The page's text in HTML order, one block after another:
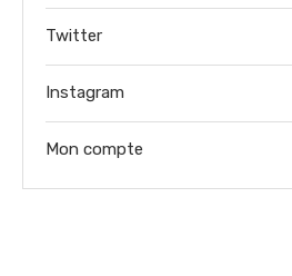
Twitter
Instagram
Mon compte